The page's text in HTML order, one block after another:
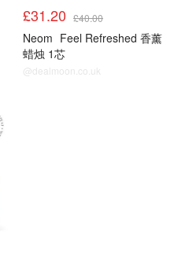
£31.20 £40.00
Neom Feel Refreshed 香薰
蜡烛 1芯
@dealmoon.co.uk